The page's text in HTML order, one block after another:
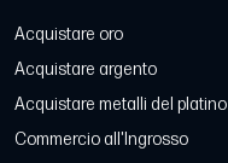
Acquistare oro
Acquistare argento
Acquistare metalli del platino
Commercio all'Ingrosso